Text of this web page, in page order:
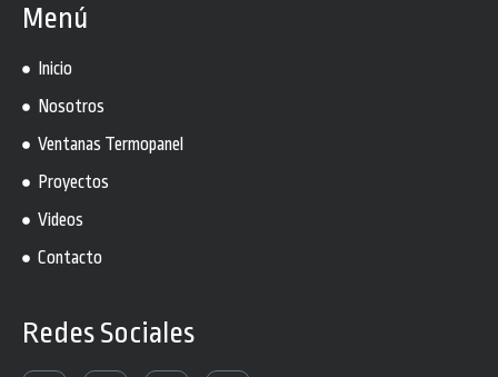
Menú
Inicio
Nosotros
Ventanas Termopanel
Proyectos
Videos
Contacto
Redes Sociales